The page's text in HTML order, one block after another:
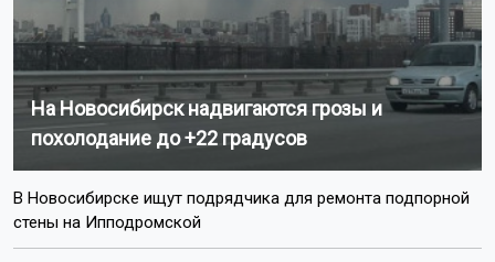
На Новосибирск надвигаются грозы и
похолодание до +22 градусов
В Новосибирске ищут подрядчика для ремонта подпорной
стены на Ипподромской